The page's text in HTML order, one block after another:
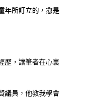
年所訂立的，愈是
歷，讓筆者在心裏
議員，他教我學會